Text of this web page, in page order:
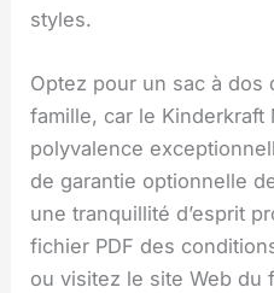
styles.
Optez pour un sac à dos
famille, car le Kinderkraft
polyvalence
de garantie optionnelle
une tranquillité d’esprit
fichier PDF des
ou visitez le site Web du